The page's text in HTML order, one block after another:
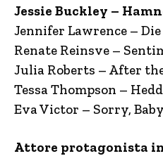
Jessie Buckley –
Jennifer Lawrence –
Renate Reinsve –
Julia Roberts – After
Tessa Thompson –
Eva Victor – Sorry, Baby
Attore protagonista